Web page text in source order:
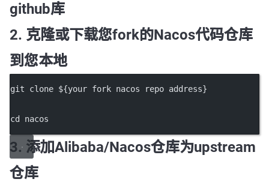
github库
2. 克隆或下载您fork的Nacos代码仓库
到您本地
git clone ${your fork nacos repo address}
cd nacos
3. 添加Alibaba/Nacos仓库为upstream
仓库